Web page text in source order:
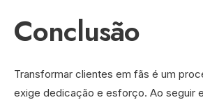
Conclusão
Transformar clientes em fãs é um
exige dedicação e esforço. Ao seguir